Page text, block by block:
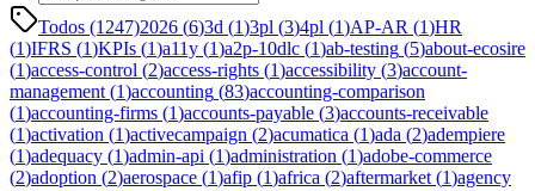
Todos (1247)2026 (6)3d (1)3pl (3)4pl (1)AP-AR (1)HR
(1)IFRS (1)KPIs (1)a11y (1)a2p-10dlc (1)ab-testing (5)about-ecosire
(1)access-control (2)access-rights (1)accessibility (3)account-
management (1)accounting (83)accounting-comparison
(1)accounting-firms (1)accounts-payable (3)accounts-receivable
(1)activation (1)activecampaign (2)acumatica (1)ada (2)adempiere
(1)adequacy (1)admin-api (1)administration (1)adobe-commerce
(2)adoption (2)aerospace (1)afip (1)africa (2)aftermarket (1)agency